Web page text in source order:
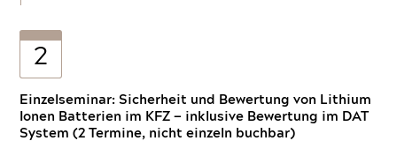
2
Einzelseminar: Sicherheit und Bewertung von Lithium
Ionen Batterien im KFZ — inklusive Bewertung im DAT
System (2 Termine, nicht einzeln buchbar)